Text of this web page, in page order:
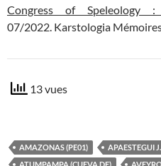
Congress of Speleology
07/2022. Karstologia
13 vues
AMAZONAS (PE01)
APAESTEGUI
ATUMPAMPA (CUEVA DE)